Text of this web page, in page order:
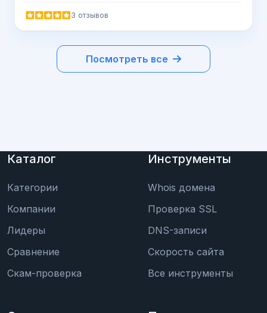
3 отзывов
Посмотреть все
Каталог
Категории
Компании
Лидеры
Сравнение
Скам-проверка
Инструменты
Whois домена
Проверка SSL
DNS-записи
Скорость сайта
Все инструменты